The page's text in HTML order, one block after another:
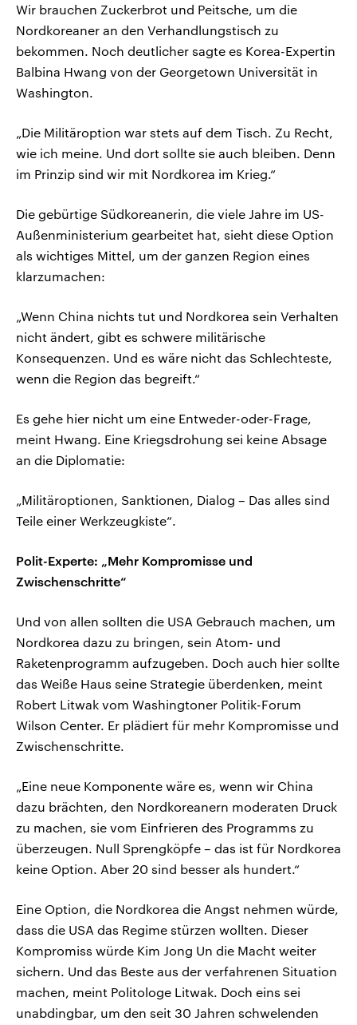
Wir brauchen Zuckerbrot und Peitsche, um die
Nordkoreaner an den Verhandlungstisch zu
bekommen. Noch deutlicher sagte es Korea-Expertin
Balbina Hwang von der Georgetown Universität in
Washington.
„Die Militäroption war stets auf dem Tisch. Zu Recht,
wie ich meine. Und dort sollte sie auch bleiben. Denn
im Prinzip sind wir mit Nordkorea im Krieg.“
Die gebürtige Südkoreanerin, die viele Jahre im US-
Außenministerium gearbeitet hat, sieht diese Option
als wichtiges Mittel, um der ganzen Region eines
klarzumachen:
„Wenn China nichts tut und Nordkorea sein Verhalten
nicht ändert, gibt es schwere militärische
Konsequenzen. Und es wäre nicht das Schlechteste,
wenn die Region das begreift.“
Es gehe hier nicht um eine Entweder-oder-Frage,
meint Hwang. Eine Kriegsdrohung sei keine Absage
an die Diplomatie:
„Militäroptionen, Sanktionen, Dialog – Das alles sind
Teile einer Werkzeugkiste“.
Polit-Experte: „Mehr Kompromisse und
Zwischenschritte“
Und von allen sollten die USA Gebrauch machen, um
Nordkorea dazu zu bringen, sein Atom- und
Raketenprogramm aufzugeben. Doch auch hier sollte
das Weiße Haus seine Strategie überdenken, meint
Robert Litwak vom Washingtoner Politik-Forum
Wilson Center. Er plädiert für mehr Kompromisse und
Zwischenschritte.
„Eine neue Komponente wäre es, wenn wir China
dazu brächten, den Nordkoreanern moderaten Druck
zu machen, sie vom Einfrieren des Programms zu
überzeugen. Null Sprengköpfe – das ist für Nordkorea
keine Option. Aber 20 sind besser als hundert.“
Eine Option, die Nordkorea die Angst nehmen würde,
dass die USA das Regime stürzen wollten. Dieser
Kompromiss würde Kim Jong Un die Macht weiter
sichern. Und das Beste aus der verfahrenen Situation
machen, meint Politologe Litwak. Doch eins sei
unabdingbar, um den seit 30 Jahren schwelenden